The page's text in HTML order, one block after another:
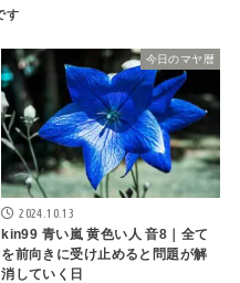
今日のマヤ暦
2024.10.13
kin99 青い嵐 黄色い人 音8｜全て
を前向きに受け止めると問題が解
消していく日